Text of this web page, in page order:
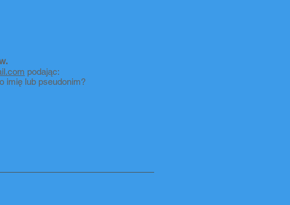
podając:
imię lub pseudonim?